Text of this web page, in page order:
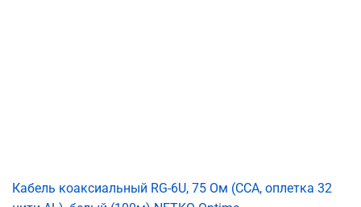
Кабель коаксиальный RG-6U, 75 Ом (CCA, оплетка 32